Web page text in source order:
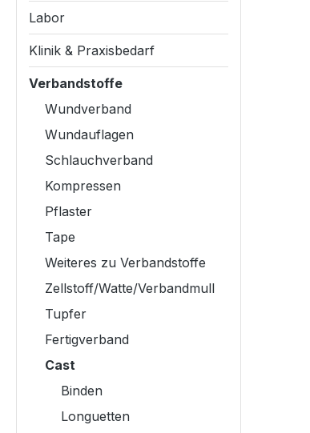
Labor
Klinik & Praxisbedarf
Verbandstoffe
Wundverband
Wundauflagen
Schlauchverband
Kompressen
Pflaster
Tape
Weiteres zu Verbandstoffe
Zellstoff/Watte/Verbandmull
Tupfer
Fertigverband
Cast
Binden
Longuetten